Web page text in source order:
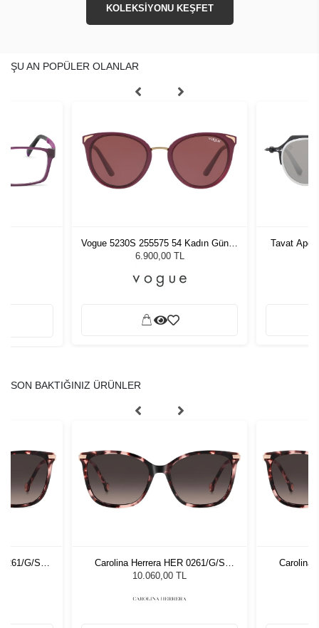
KOLEKSİYONU KEŞFET
ŞU AN POPÜLER OLANLAR
Vogue 5230S 255575 54 Kadın Güneş
Gözlüğü
6.900,00 TL
Tavat
SON BAKTIĞINIZ ÜRÜNLER
G/S
Carolina Herrera HER 0261/G/S
HT855 Kadın Güneş Gözlüğü
10.060,00 TL
Carolina